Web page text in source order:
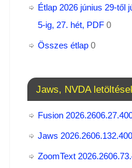
Étlap 2026 június 29-től
5-ig, 27. hét, PDF 0
Összes étlap 0
Jaws, NVDA
Fusion
Jaws
ZoomText